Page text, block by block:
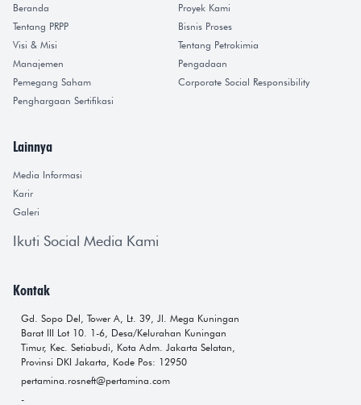
Beranda
Tentang PRPP
Visi & Misi
Manajemen
Pemegang Saham
Penghargaan Sertifikasi
Proyek Kami
Bisnis Proses
Tentang Petrokimia
Pengadaan
Corporate Social Responsibility
Lainnya
Media Informasi
Karir
Galeri
Ikuti Social Media Kami
Kontak
Gd. Sopo Del, Tower A, Lt. 39, Jl. Mega Kuningan
Barat III Lot 10. 1-6, Desa/Kelurahan Kuningan
Timur, Kec. Setiabudi, Kota Adm. Jakarta Selatan,
Provinsi DKI Jakarta, Kode Pos: 12950
pertamina.rosneft@pertamina.com
-